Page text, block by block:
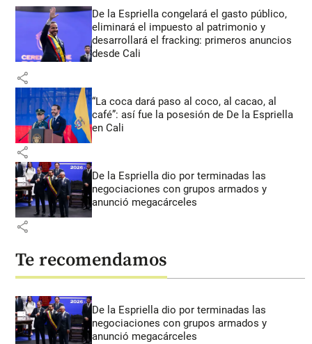
De la Espriella congelará el gasto público,
eliminará el impuesto al patrimonio y
desarrollará el fracking: primeros anuncios
desde Cali
share
“La coca dará paso al coco, al cacao, al
café”: así fue la posesión de De la Espriella
en Cali
share
De la Espriella dio por terminadas las
negociaciones con grupos armados y
anunció megacárceles
share
Te recomendamos
De la Espriella dio por terminadas las
negociaciones con grupos armados y
anunció megacárceles